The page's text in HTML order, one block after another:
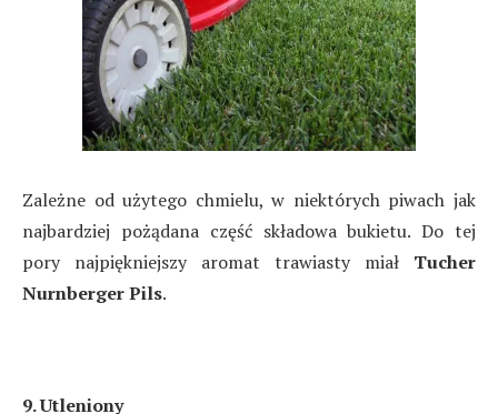
Zależne od użytego chmielu, w niektórych piwach jak
najbardziej pożądana część składowa bukietu. Do tej
pory najpiękniejszy aromat trawiasty miał Tucher
Nurnberger Pils.
9. Utleniony